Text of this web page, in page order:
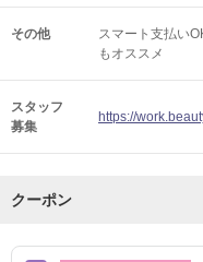
その他 スマート支払い
もオススメ
スタッフ
募集
https://
クーポン